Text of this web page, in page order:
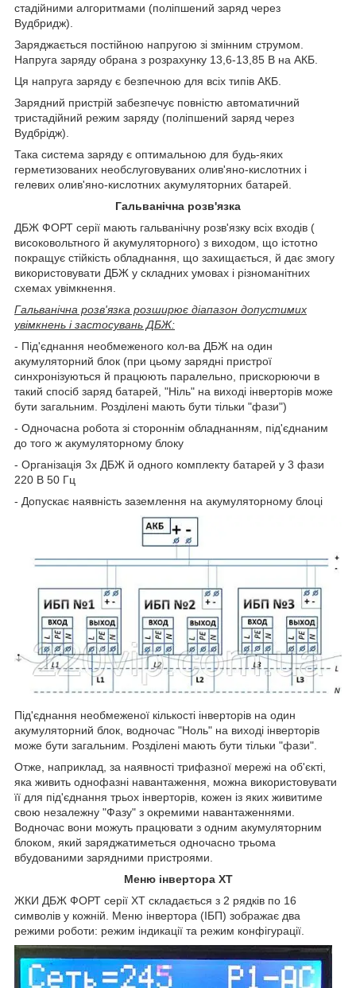
стадійними алгоритмами (поліпшений заряд через
Вудбридж).
Заряджається постійною напругою зі змінним струмом.
Напруга заряду обрана з розрахунку 13,6-13,85 В на АКБ.
Ця напруга заряду є безпечною для всіх типів АКБ.
Зарядний пристрій забезпечує повністю автоматичний
тристадійний режим заряду (поліпшений заряд через
Вудбрідж).
Така система заряду є оптимальною для будь-яких
герметизованих необслуговуваних олив'яно-кислотних і
гелевих олив'яно-кислотних акумуляторних батарей.
Гальванічна розв'язка
ДБЖ ФОРТ серії мають гальванічну розв'язку всіх входів (
високовольтного й акумуляторного) з виходом, що істотно
покращує стійкість обладнання, що захищається, й дає змогу
використовувати ДБЖ у складних умовах і різноманітних
схемах увімкнення.
Гальванічна розв'язка розширює діапазон допустимих
увімкнень і застосувань ДБЖ:
- Під'єднання необмеженого кол-ва ДБЖ на один
акумуляторний блок (при цьому зарядні пристрої
синхронізуються й працюють паралельно, прискорюючи в
такий спосіб заряд батарей, "Ніль" на виході інверторів може
бути загальним. Розділені мають бути тільки "фази")
- Одночасна робота зі стороннім обладнанням, під'єднаним
до того ж акумуляторному блоку
- Організація 3х ДБЖ й одного комплекту батарей у 3 фази
220 В 50 Гц
- Допускає наявність заземлення на акумуляторному блоці
Під'єднання необмеженої кількості інверторів на один
акумуляторний блок, водночас "Ноль" на виході інверторів
може бути загальним. Розділені мають бути тільки "фази".
Отже, наприклад, за наявності трифазної мережі на об'єкті,
яка живить однофазні навантаження, можна використовувати
її для під'єднання трьох інверторів, кожен із яких живитиме
свою незалежну "Фазу" з окремими навантаженнями.
Водночас вони можуть працювати з одним акумуляторним
блоком, який заряджатиметься одночасно трьома
вбудованими зарядними пристроями.
Меню інвертора XT
ЖКИ ДБЖ ФОРТ серії ХТ складається з 2 рядків по 16
символів у кожній. Меню інвертора (ІБП) зображає два
режими роботи: режим індикації та режим конфігурації.